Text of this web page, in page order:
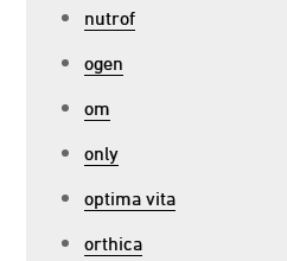
nutrof
ogen
om
only
optima vita
orthica